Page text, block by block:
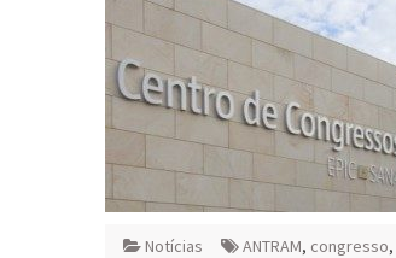
Notícias ANTRAM, congresso,